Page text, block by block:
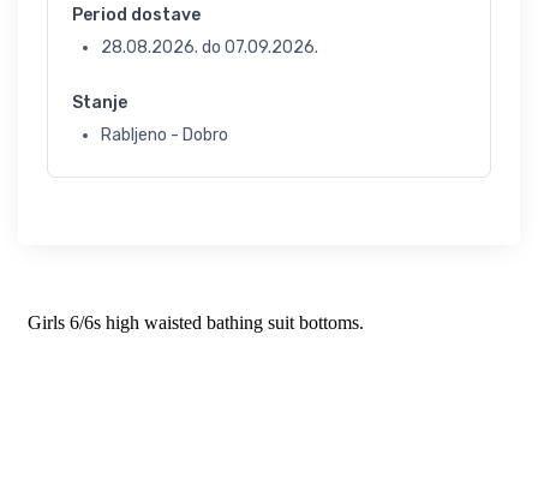
Period dostave
28.08.2026. do 07.09.2026.
Stanje
Rabljeno - Dobro